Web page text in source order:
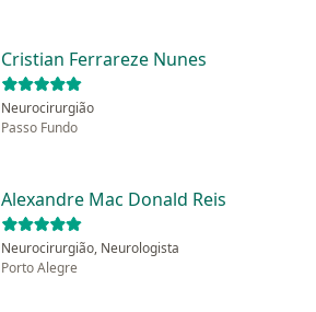
Cristian Ferrareze Nunes
Neurocirurgião
Passo Fundo
Alexandre Mac Donald Reis
Neurocirurgião, Neurologista
Porto Alegre